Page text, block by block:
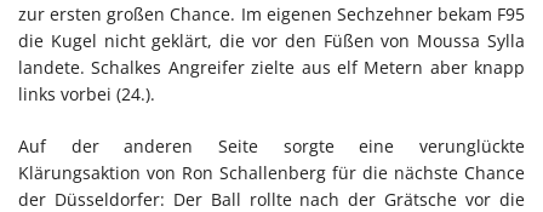
zur ersten großen Chance. Im eigenen Sechzehner bekam F95
die Kugel nicht geklärt, die vor den Füßen von Moussa Sylla
landete. Schalkes Angreifer zielte aus elf Metern aber knapp
links vorbei (24.).
Auf der anderen Seite sorgte eine verunglückte
Klärungsaktion von Ron Schallenberg für die nächste Chance
der Düsseldorfer: Der Ball rollte nach der Grätsche vor die